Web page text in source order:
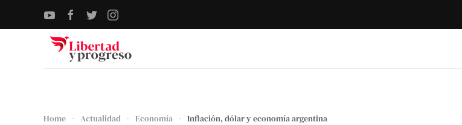
Skip to main content
Home Actualidad Economía Inflación, dólar y economía argentina